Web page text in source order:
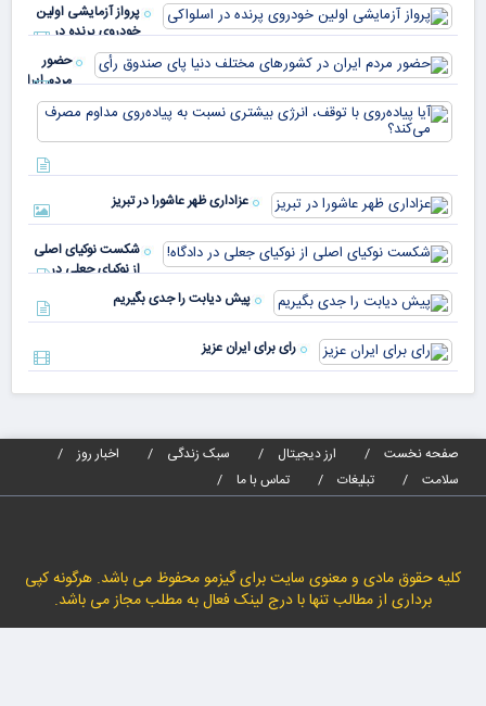
پرواز آزمایشی اولین
خودروی پرنده در
اسلواکی
حضور
مردم ایران
در
کشورهای
مختلف
دنیا پای
صندوق
عزاداری ظهر عاشورا در تبریز
شکست نوکیای اصلی
از نوکیای جعلی در
دادگاه!
پیش دیابت را جدی بگیریم
رای برای ایران عزیز
صفحه نخست ارز دیجیتال سبک زندگی
اخبار روز
سلامت
تبلیغات تماس با ما
کلیه حقوق مادی و معنوی سایت برای گیزمو محفوظ می باشد. هرگونه کپی
برداری از مطالب تنها با درج لینک فعال به مطلب مجاز می باشد.